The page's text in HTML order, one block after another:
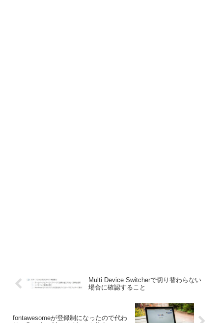
Multi Device Switcherで切り替わらない
場合に確認すること
fontawesomeが登録制になったので代わ